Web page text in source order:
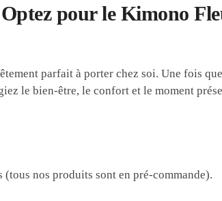
pour le Kimono
parfait à porter chez soi. Une fois
le bien-être, le confort et le moment
(tous nos produits sont en pré-commande).